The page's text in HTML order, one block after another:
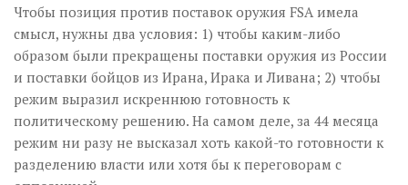
Чтобы позиция против поставок оружия FSA имела
смысл, нужны два условия: 1) чтобы каким-либо
образом были прекращены поставки оружия из России
и поставки бойцов из Ирана, Ирака и Ливана; 2) чтобы
режим выразил искреннюю готовность к
политическому решению. На самом деле, за 44 месяца
режим ни разу не высказал хоть какой-то готовности к
разделению власти или хотя бы к переговорам с